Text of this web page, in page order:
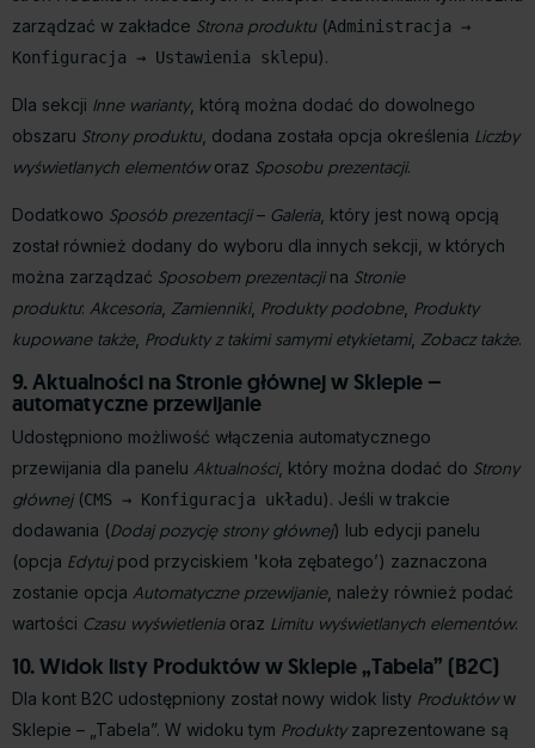
zarządzać w zakładce Strona produktu (Administracja →
Konfiguracja → Ustawienia sklepu).
Dla sekcji Inne warianty, którą można dodać do dowolnego
obszaru Strony produktu , dodana została opcja określenia Liczby
wyświetlanych elementóworaz Sposobu prezentacji.
Dodatkowo Sposób prezentacji– Galeria, który jest nową opcją
został również dodany do wyboru dla innych sekcji, w których
można zarządzać Sposobem prezentacjina Stronie
produktu: Akcesoria, Zamienniki, Produkty podobne, Produkty
kupowane także, Produkty z takimi samymi etykietami, Zobacz także.
9. Aktualności na Stronie głównej w Sklepie –
automatyczne przewijanie
Udostępniono możliwość włączenia automatycznego
przewijania dla panelu Aktualności, który można dodać do Strony
głównej(CMS → Konfiguracja układu). Jeśli w trakcie
dodawania (Dodaj pozycję strony głównej) lub edycji panelu
(opcja Edytujpod przyciskiem 'koła zębatego’) zaznaczona
zostanie opcja Automatyczne przewijanie, należy również podać
wartości Czasu wyświetleniaoraz Limitu wyświetlanych elementów.
10. Widok listy Produktów w Sklepie „Tabela” (B2C)
Dla kont B2C udostępniony został nowy widok listy Produktóww
Sklepie – „Tabela”. W widoku tym Produktyzaprezentowane są